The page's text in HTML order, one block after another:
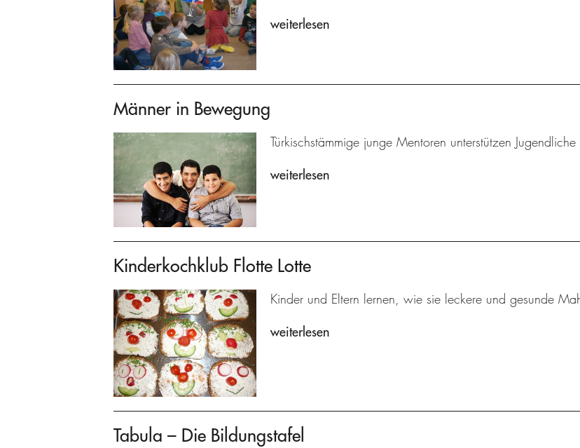
weiterlesen
Männer in Bewegung
Türkischstämmige junge Mentoren unterstützen
weiterlesen
Kinderkochklub Flotte Lotte
Kinder und Eltern lernen, wie sie leckere und gesunde
weiterlesen
Tabula – Die Bildungstafel